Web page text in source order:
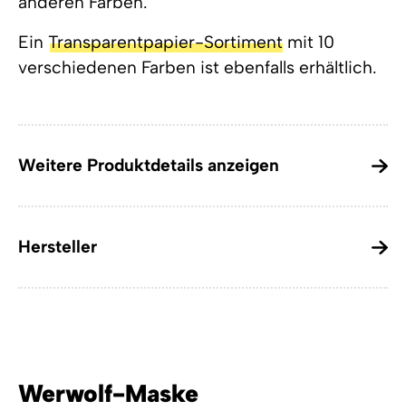
Ein Transparentpapier-Sortiment mit 10
verschiedenen Farben ist ebenfalls erhältlich.
Weitere Produktdetails anzeigen
Hersteller
Werwolf-Maske